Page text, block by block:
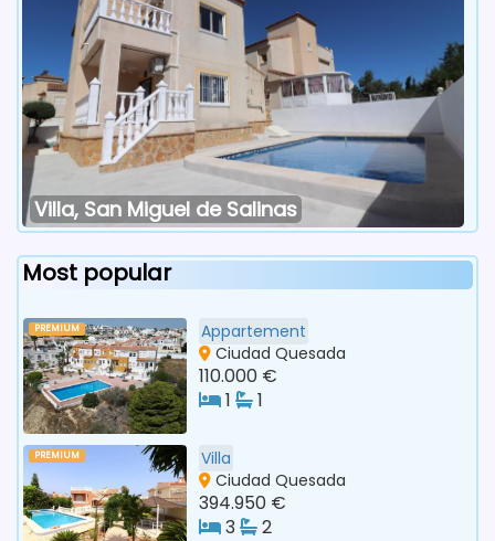
Villa, San Miguel de Salinas
Most popular
PREMIUM
Appartement
Ciudad Quesada
110.000 €
1
1
PREMIUM
Villa
Ciudad Quesada
394.950 €
3
2